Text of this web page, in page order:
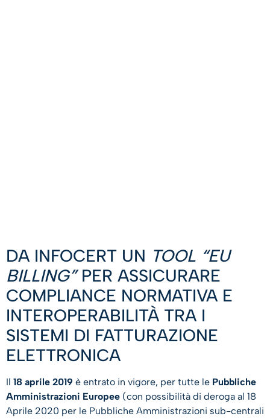
DA INFOCERT UN TOOL “EU
BILLING”PER ASSICURARE
COMPLIANCE NORMATIVA E
INTEROPERABILITÀ TRA I
SISTEMI DI FATTURAZIONE
ELETTRONICA
Il 18 aprile 2019 è entrato in vigore, per tutte le Pubbliche
Amministrazioni Europee (con possibilità di deroga al 18
Aprile 2020 per le Pubbliche Amministrazioni sub-centrali